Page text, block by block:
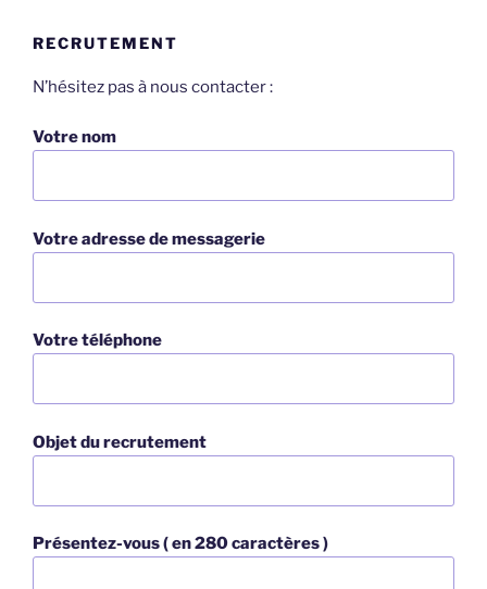
RECRUTEMENT
N’hésitez pas à nous contacter :
Votre nom
Votre adresse de messagerie
Votre téléphone
Objet du recrutement
Présentez-vous ( en 280 caractères )